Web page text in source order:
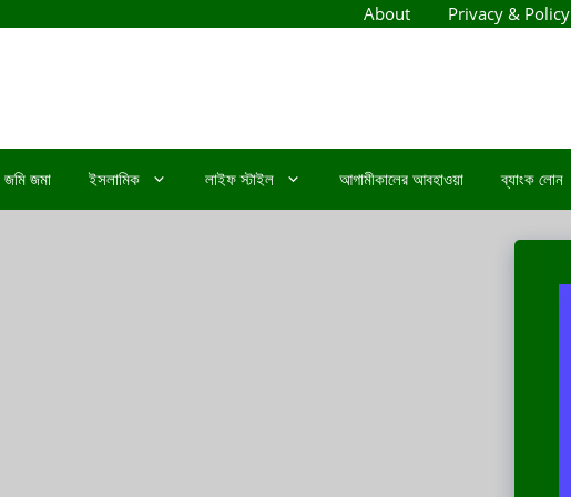
About Privacy & Policy
জমি জমা ইসলামিক লাইফ স্টাইল আগামীকালের আবহাওয়া ব্যাংক লোন